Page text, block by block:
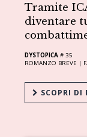
Tramite
diventare
DYSTOPICA # 35
ROMANZO BREVE |
SCOPRI DI